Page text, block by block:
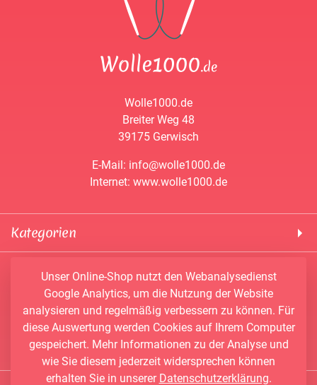
Wolle1000.de
Breiter Weg 48
39175 Gerwisch
E-Mail: info@wolle1000.de
Internet: www.wolle1000.de
Kategorien
ALIZE Yarns
Bobbel
Bobbiny
Chenille Garne
Himalaya Yarns
Konengarn
Service & Informationen
Konto
Newsletter
Kontakt
Angebote
Händler-Shop
Vertrag widerrufen
Unser Online-Shop nutzt den Webanalysedienst
Google Analytics, um die Nutzung der Website
analysieren und regelmäßig verbessern zu können. Für
diese Auswertung werden Cookies auf Ihrem Computer
gespeichert. Mehr Informationen zu der Analyse und
wie Sie diesem jederzeit widersprechen können
erhalten Sie in unserer Datenschutzerklärung.